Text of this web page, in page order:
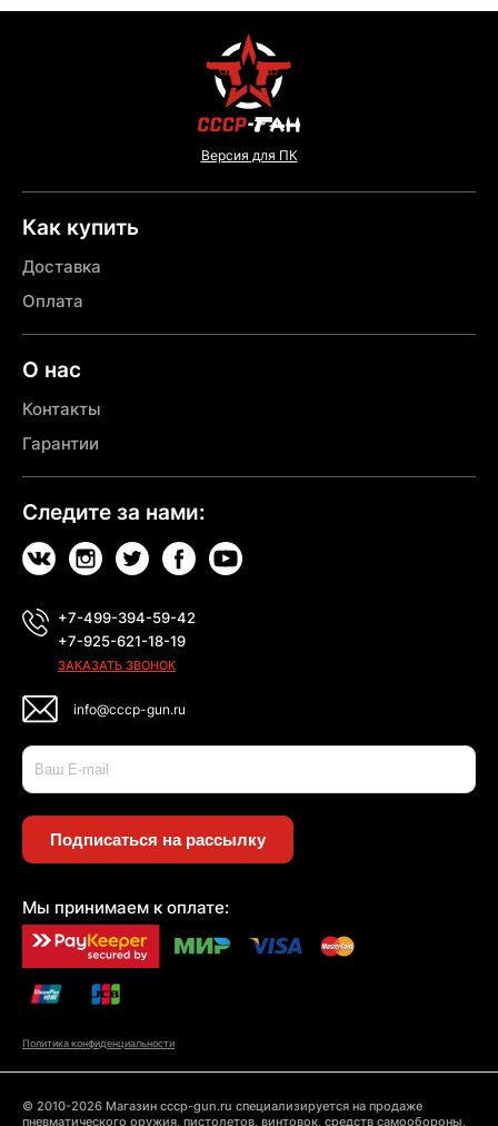
Версия для ПК
Как купить
Доставка
Оплата
О нас
Контакты
Гарантии
Следите за нами:
+7-499-394-59-42
+7-925-621-18-19
ЗАКАЗАТЬ ЗВОНОК
info@cccp-gun.ru
Подписаться на рассылку
Мы принимаем к оплате:
Политика конфиденциальности
© 2010-2026 Магазин cccp-gun.ru специализируется на продаже
пневматического оружия, пистолетов, винтовок, средств самообороны,